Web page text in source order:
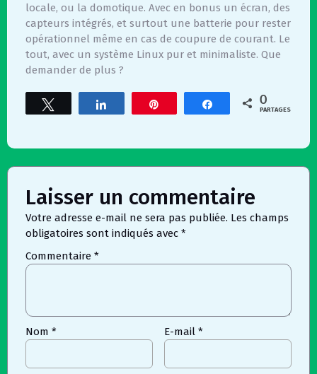
locale, ou la domotique. Avec en bonus un écran, des
capteurs intégrés, et surtout une batterie pour rester
opérationnel même en cas de coupure de courant. Le
tout, avec un système Linux pur et minimaliste. Que
demander de plus ?
Tweetez Partagez Épingle Partagez0
PARTAGES
Laisser un commentaire
Votre adresse e-mail ne sera pas publiée. Les champs
obligatoires sont indiqués avec *
Commentaire *
Nom * E-mail *